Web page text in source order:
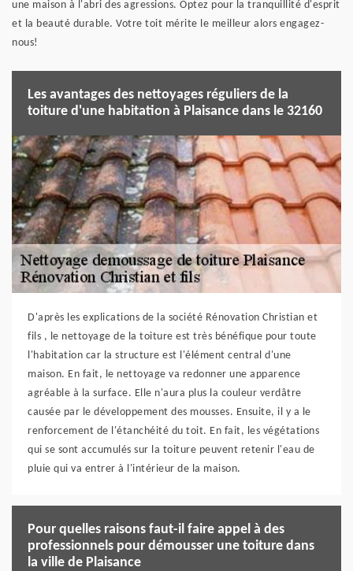
une maison à l'abri des agressions. Optez pour la tranquillité d'esprit
et la beauté durable. Votre toit mérite le meilleur alors engagez-
nous!
Les avantages des nettoyages réguliers de la
toiture d'une habitation à Plaisance dans le 32160
D'après les explications de la société Rénovation Christian et
fils , le nettoyage de la toiture est très bénéfique pour toute
l'habitation car la structure est l'élément central d'une
maison. En fait, le nettoyage va redonner une apparence
agréable à la surface. Elle n'aura plus la couleur verdâtre
causée par le développement des mousses. Ensuite, il y a le
renforcement de l'étanchéité du toit. En fait, les végétations
qui se sont accumulés sur la toiture peuvent retenir l'eau de
pluie qui va entrer à l'intérieur de la maison.
Pour quelles raisons faut-il faire appel à des
professionnels pour démousser une toiture dans
la ville de Plaisance